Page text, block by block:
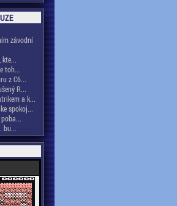
závodní
kte...
toh...
z C6...
R...
a k...
spokoj...
bu...